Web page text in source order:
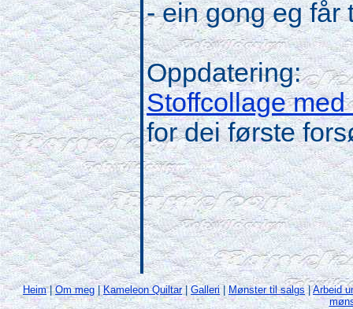
- ein gong eg får
Oppdatering:
Stoffcollage med
for dei første
Heim|Om meg |Kameleon Quiltar|Galleri| Mønster til salgs|Arbeid